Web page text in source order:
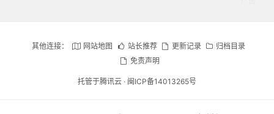
其他连接： 网站地图 站长推荐 更新记录
归档目录
免责声明
托管于腾讯云 · 闽ICP备14013265号